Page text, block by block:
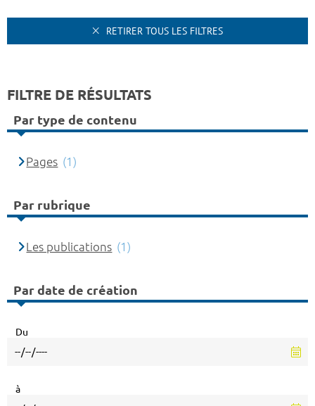
RETIRER TOUS LES FILTRES
FILTRE DE RÉSULTATS
Par type de contenu
Pages (1)
Par rubrique
Les publications (1)
Par date de création
Du
à